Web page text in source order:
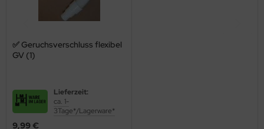
✅ Geruchsverschluss flexibel
GV (1)
Lieferzeit:
ca. 1-
3Tage*/Lagerware*
9,99 €